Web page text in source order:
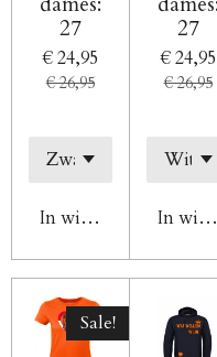
27
€ 24,95
€ 26,95
In winkelwagen
27
€ 24,95
€ 26,95
In
Sale!